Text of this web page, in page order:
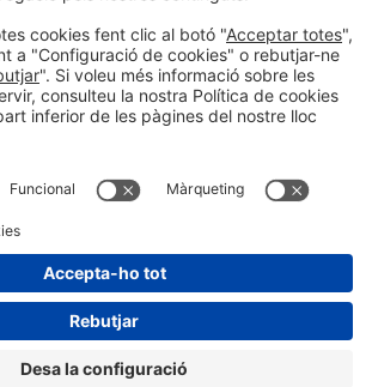
#EXPOQUIMIA2026
a les xarxes socials